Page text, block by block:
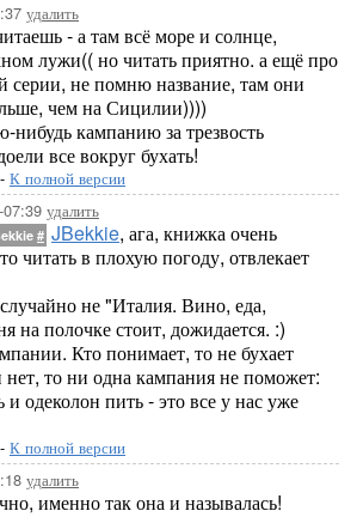
удалить
- а там всё море и солнце,
лужи(( но читать приятно. а ещё про
серии, не помню название, там они
чем на Сицилии))))
нибудь кампанию за трезвость
все вокруг бухать!
- К полной версии
удалить
# JBekkie, ага, книжка очень
читать в плохую погоду, отвлекает
не "Италия. Вино, еда,
на полочке стоит, дожидается. :)
Кто понимает, то не бухает
то ни одна кампания не поможет:
и одеколон пить - это все у нас уже
- К полной версии
удалить
именно так она и называлась!